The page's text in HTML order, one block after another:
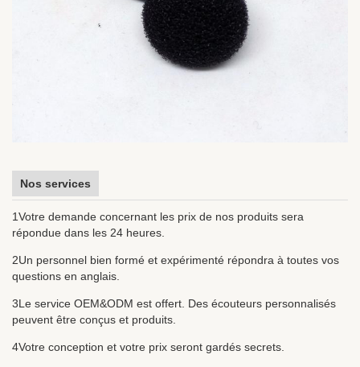
Nos services
1Votre demande concernant les prix de nos produits sera
répondue dans les 24 heures.
2Un personnel bien formé et expérimenté répondra à toutes vos
questions en anglais.
3Le service OEM&ODM est offert. Des écouteurs personnalisés
peuvent être conçus et produits.
4Votre conception et votre prix seront gardés secrets.